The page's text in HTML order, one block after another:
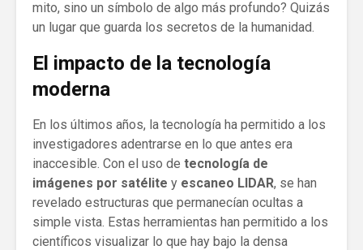
mito, sino un símbolo de algo más profundo? Quizás
un lugar que guarda los secretos de la humanidad.
El impacto de la tecnología
moderna
En los últimos años, la tecnología ha permitido a los
investigadores adentrarse en lo que antes era
inaccesible. Con el uso de tecnología de
imágenes por satélite y escaneo LIDAR, se han
revelado estructuras que permanecían ocultas a
simple vista. Estas herramientas han permitido a los
científicos visualizar lo que hay bajo la densa